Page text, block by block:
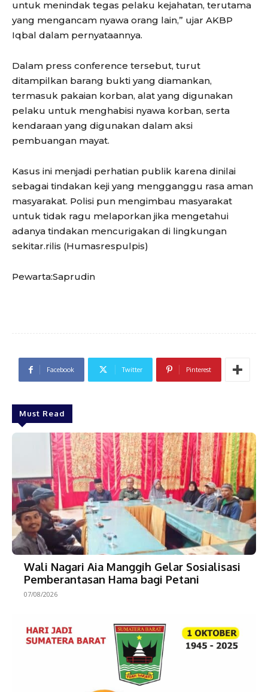
untuk menindak tegas pelaku kejahatan, terutama
yang mengancam nyawa orang lain,” ujar AKBP
Iqbal dalam pernyataannya.
Dalam press conference tersebut, turut
ditampilkan barang bukti yang diamankan,
termasuk pakaian korban, alat yang digunakan
pelaku untuk menghabisi nyawa korban, serta
kendaraan yang digunakan dalam aksi
pembuangan mayat.
Kasus ini menjadi perhatian publik karena dinilai
sebagai tindakan keji yang mengganggu rasa aman
masyarakat. Polisi pun mengimbau masyarakat
untuk tidak ragu melaporkan jika mengetahui
adanya tindakan mencurigakan di lingkungan
sekitar.rilis (Humasrespulpis)
Pewarta:Saprudin
Facebook Twitter Pinterest
Must Read
Wali Nagari Aia Manggih Gelar Sosialisasi
Pemberantasan Hama bagi Petani
07/08/2026